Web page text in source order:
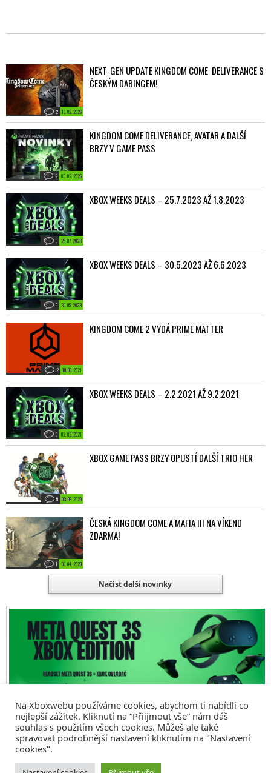
16. 02. 2026
2
NEXT-GEN UPDATE KINGDOM COME: DELIVERANCE S
ČESKÝM DABINGEM!
03. 02. 2026
2
KINGDOM COME DELIVERANCE, AVATAR A DALŠÍ
BRZY V GAME PASS
25. 07. 2023
0
XBOX WEEKS DEALS – 25.7.2023 AŽ 1.8.2023
30. 05. 2023
0
XBOX WEEKS DEALS – 30.5.2023 AŽ 6.6.2023
10. 06. 2021
2
KINGDOM COME 2 VYDÁ PRIME MATTER
02. 02. 2021
0
XBOX WEEKS DEALS – 2.2.2021 AŽ 9.2.2021
03. 08. 2020
9
XBOX GAME PASS BRZY OPUSTÍ DALŠÍ TRIO HER
30. 04. 2020
1
ČESKÁ KINGDOM COME A MAFIA III NA VÍKEND
ZDARMA!
Načíst další novinky
Na Xboxwebu používáme cookies, abychom ti nabídli co
nejlepší zážitek. Kliknutí na “Přiijmout vše” nám dáš
souhlas s použitím všech cookies. Můžeš ale také
spravovat podrobnější nastavení kliknutím na "Nastavení
cookies".